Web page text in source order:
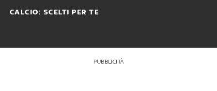
CALCIO: SCELTI PER TE
PUBBLICITÀ